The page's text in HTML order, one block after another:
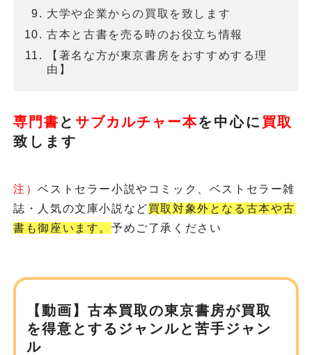
大学や企業からの買取を致します
古本と古書を売る時のお役立ち情報
【著名な方が東京書房をおすすめする理
由】
専門書 とサブカルチャー本を 中心に 買取
致します
注）ベストセラー小説やコミック、ベストセラー雑
誌・人気の文庫小説など買取対象外となる古本や古
書も御座います。 予めご了承ください
【動画】古本買取の東京書房が買取
を得意とするジャンルと苦手ジャン
ル